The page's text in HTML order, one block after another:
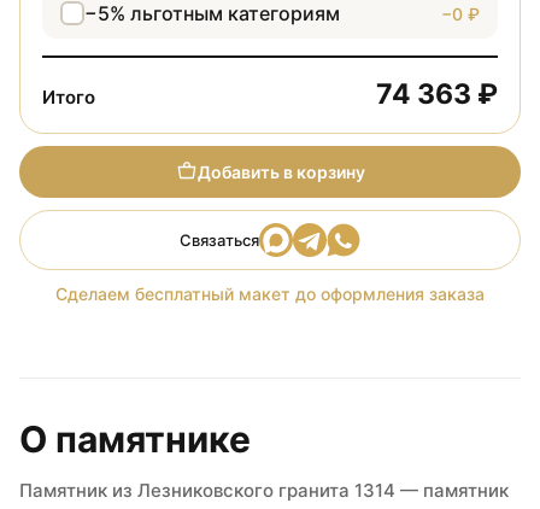
−5% льготным категориям −0 ₽
Итого 74 363 ₽
Добавить в корзину
Связаться
Сделаем бесплатный макет до оформления заказа
О памятнике
Памятник из Лезниковского гранита 1314 — памятник